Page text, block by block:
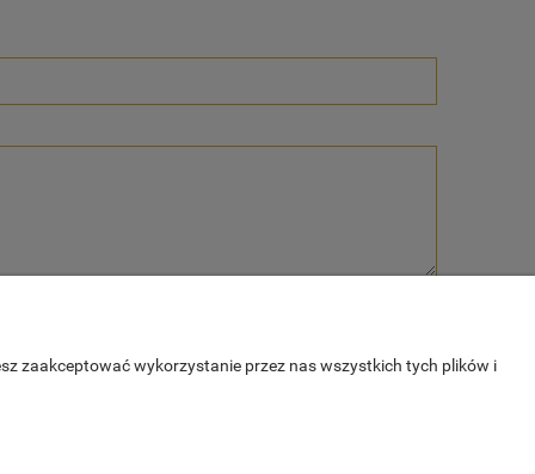
zaakceptować wykorzystanie przez nas wszystkich tych plików i